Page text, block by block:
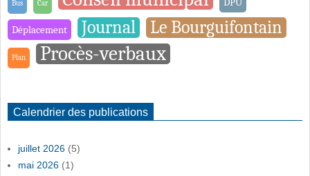
Bus Car
Déplacement Journal Le Bourguifontain
Plan Procès-verbaux
Calendrier des publications
juillet 2026 (5)
mai 2026 (1)